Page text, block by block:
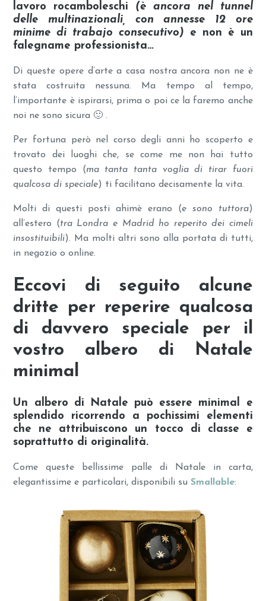
lavoro rocamboleschi (è ancora nel tunnel
delle multinazionali, con annesse 12 ore
minime di trabajo consecutivo) e non è un
falegname professionista…
Di queste opere d’arte a casa nostra ancora non ne è
stata costruita nessuna. Ma tempo al tempo,
l’importante è ispirarsi, prima o poi ce la faremo anche
noi ne sono sicura 🙂 .
Per fortuna però nel corso degli anni ho scoperto e
trovato dei luoghi che, se come me non hai tutto
questo tempo (ma tanta tanta voglia di tirar fuori
qualcosa di speciale) ti facilitano decisamente la vita.
Molti di questi posti ahimè erano (e sono tuttora)
all’estero (tra Londra e Madrid ho reperito dei cimeli
insostituibili). Ma molti altri sono alla portata di tutti,
in negozio o online.
Eccovi di seguito alcune
dritte per reperire qualcosa
di davvero speciale per il
vostro albero di Natale
minimal
Un albero di Natale può essere minimal e
splendido ricorrendo a pochissimi elementi
che ne attribuiscono un tocco di classe e
soprattutto di originalità.
Come queste bellissime palle di Natale in carta,
elegantissime e particolari,disponibili suSmallable: